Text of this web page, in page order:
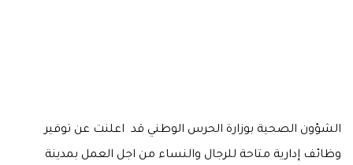
الشؤون الصحية بوزارة الحرس الوطني قد اعلنت عن توفير
وظائف إدارية متاحة للرجال والنساء من اجل العمل بمدينة